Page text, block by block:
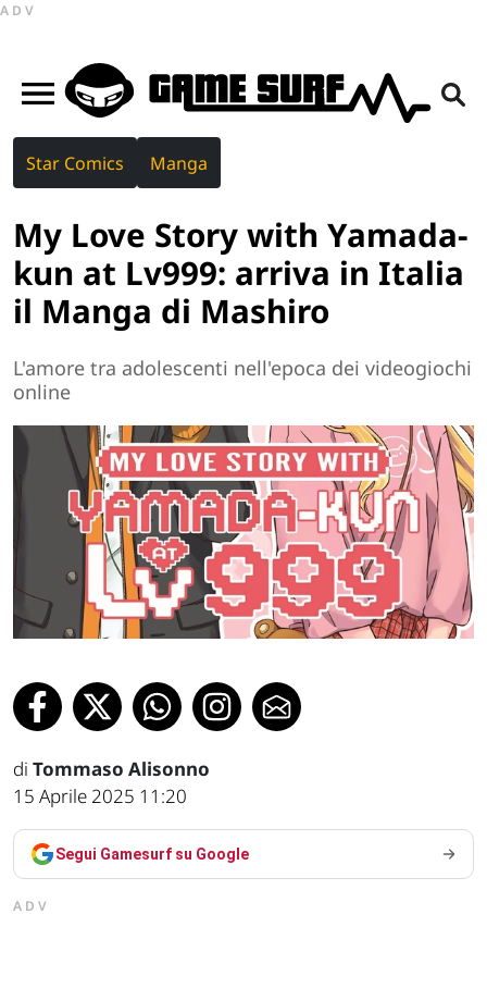
ADV
Star Comics Manga
My Love Story with Yamada-
kun at Lv999: arriva in Italia
il Manga di Mashiro
L'amore tra adolescenti nell'epoca dei videogiochi
online
di Tommaso Alisonno
15 Aprile 2025 11:20
Segui Gamesurf su Google
ADV